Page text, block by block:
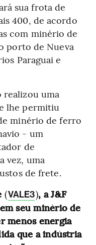
sua frota de
400, de acordo
com minério de
porto de Nueva
Paraguai e
realizou uma
lhe permitiu
minério de ferro
- um
de
vez, uma
de frete.
(VALE3), a J&F
seu minério de
menos energia
que a indústria